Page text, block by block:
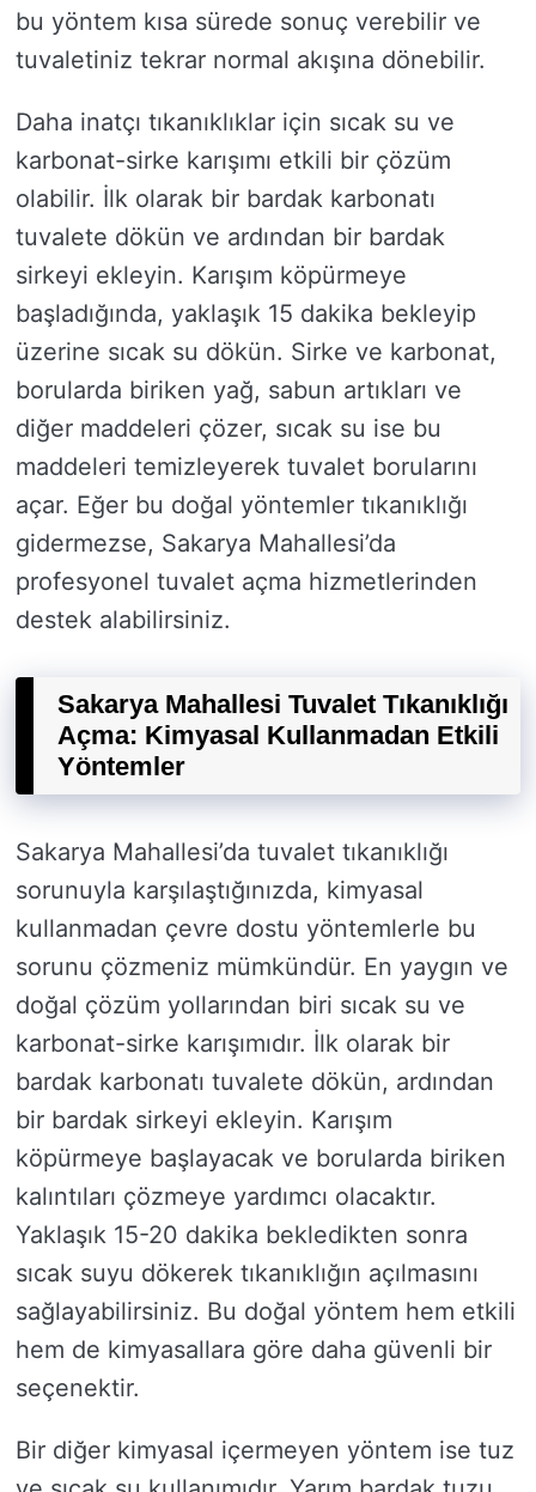
bu yöntem kısa sürede sonuç verebilir ve
tuvaletiniz tekrar normal akışına dönebilir.
Daha inatçı tıkanıklıklar için sıcak su ve
karbonat-sirke karışımı etkili bir çözüm
olabilir. İlk olarak bir bardak karbonatı
tuvalete dökün ve ardından bir bardak
sirkeyi ekleyin. Karışım köpürmeye
başladığında, yaklaşık 15 dakika bekleyip
üzerine sıcak su dökün. Sirke ve karbonat,
borularda biriken yağ, sabun artıkları ve
diğer maddeleri çözer, sıcak su ise bu
maddeleri temizleyerek tuvalet borularını
açar. Eğer bu doğal yöntemler tıkanıklığı
gidermezse, Sakarya Mahallesi’da
profesyonel tuvalet açma hizmetlerinden
destek alabilirsiniz.
Sakarya Mahallesi Tuvalet Tıkanıklığı
Açma: Kimyasal Kullanmadan Etkili
Yöntemler
Sakarya Mahallesi’da tuvalet tıkanıklığı
sorunuyla karşılaştığınızda, kimyasal
kullanmadan çevre dostu yöntemlerle bu
sorunu çözmeniz mümkündür. En yaygın ve
doğal çözüm yollarından biri sıcak su ve
karbonat-sirke karışımıdır. İlk olarak bir
bardak karbonatı tuvalete dökün, ardından
bir bardak sirkeyi ekleyin. Karışım
köpürmeye başlayacak ve borularda biriken
kalıntıları çözmeye yardımcı olacaktır.
Yaklaşık 15-20 dakika bekledikten sonra
sıcak suyu dökerek tıkanıklığın açılmasını
sağlayabilirsiniz. Bu doğal yöntem hem etkili
hem de kimyasallara göre daha güvenli bir
seçenektir.
Bir diğer kimyasal içermeyen yöntem ise tuz